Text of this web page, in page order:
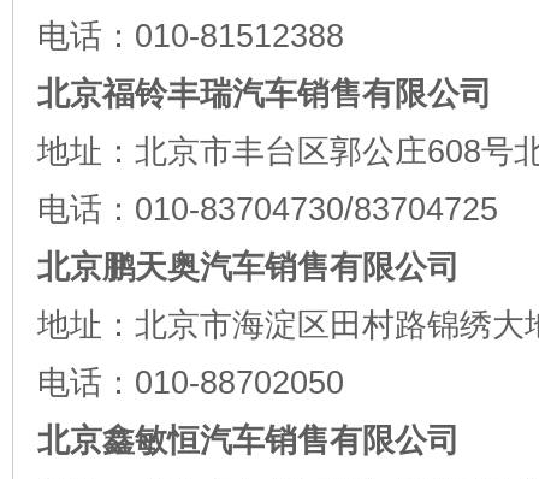
电话：010-81512388
北京福铃丰瑞汽车销售有限公司
地址：北京市丰台区郭公庄608号
电话：010-83704730/83704725
北京鹏天奥汽车销售有限公司
地址：北京市海淀区田村路锦绣大
电话：010-88702050
北京鑫敏恒汽车销售有限公司